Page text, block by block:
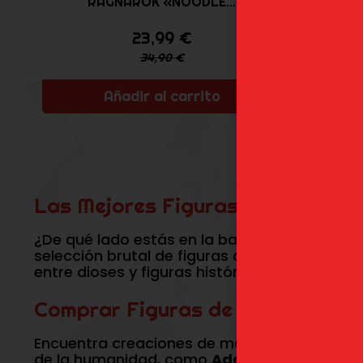
34,90€
23,99 €
Añadir al carrito
Las Mejores Figuras de Record
¿De qué lado estás en la batalla final por la
selección brutal de figuras de
entre dioses y figuras históricas.
Comprar Figuras de Record of
Encuentra creaciones de marcas líderes